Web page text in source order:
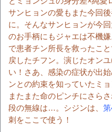
サンヒョンの愛もまた今回
に。そんなサンヒョンが今
のお手柄にもジャエは不機
で患者チン所長を救ったこ
戻したチフン。演じたオン
い！さあ、感染の症状が出
ンとの約束を知っていたミ
またまた命のピンチにさら
段の無線は…。シジンは、
刺をここで使う！